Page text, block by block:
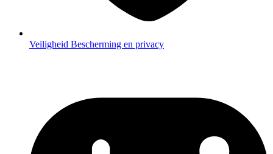
Veiligheid Bescherming en privacy